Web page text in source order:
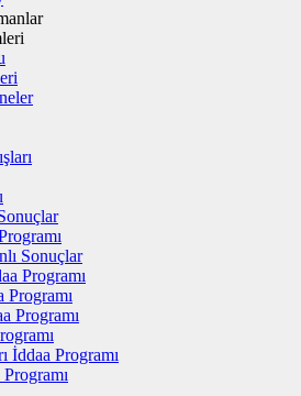
Sonuçlar
Programı
Programı
Programı
İddaa Programı